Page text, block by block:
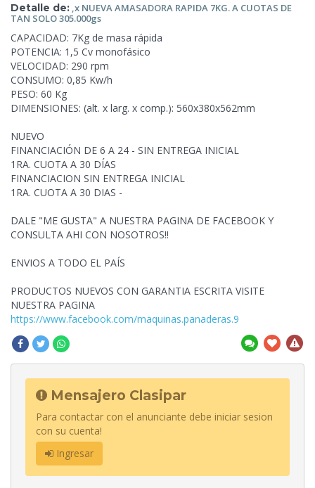
Detalle de: ,x NUEVAAMASADORA RAPIDA 7KG. A CUOTAS DE
TAN SOLO 305.000gs
CAPACIDAD: 7Kg de masa rápida
POTENCIA: 1,5 Cv monofásico
VELOCIDAD: 290 rpm
CONSUMO: 0,85 Kw/h
PESO: 60 Kg
DIMENSIONES: (alt. x larg. x comp.): 560x380x562mm
NUEVO
FINANCIACIÓN DE 6 A 24 - SIN ENTREGA INICIAL
1RA. CUOTA A 30 DÍAS
FINANCIACION SIN ENTREGA INICIAL
1RA. CUOTA A 30 DIAS -
DALE "ME GUSTA" A NUESTRA PAGINA DE FACEBOOK Y
CONSULTA AHI CON NOSOTROS!!
ENVIOS A TODO EL PAÍS
PRODUCTOS NUEVOS CON GARANTIA ESCRITA VISITE
NUESTRA PAGINA
https://www.facebook.com/maquinas.panaderas.9
Mensajero Clasipar
Para contactar con el anunciante debe iniciar sesion
con su cuenta!
Ingresar